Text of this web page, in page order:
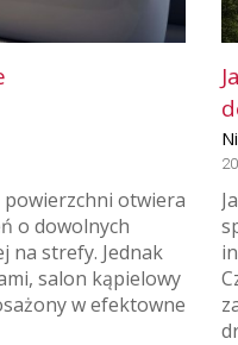
powierzchni otwiera
o dowolnych
na strefy. Jednak
salon kąpielowy
w efektowne